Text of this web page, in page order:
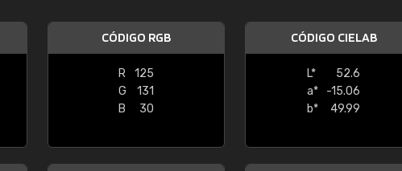
CÓDIGO RGB
R
125
G
131
B
30
CÓDIGO CIELAB
L*
52.6
a*
-15.06
b*
49.99
"Buen servicio. No obstante No es fácil
encontrar/comprar lo que se busca"